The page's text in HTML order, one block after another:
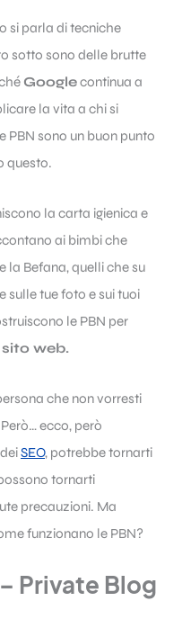
si parla di tecniche
sotto sono delle brutte
Googlecontinua a
la vita a chi si
sono un buon punto
questo.
la carta igienica e
ai bimbi che
la Befana, quelli che su
sulle tue foto e sui tuoi
le PBN per
sito web.
che non vorresti
ecco, però
SEO, potrebbe tornarti
tornarti
precauzioni. Ma
funzionano le PBN?
Private Blog